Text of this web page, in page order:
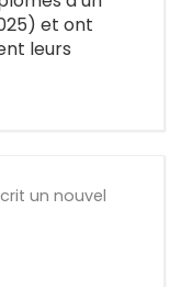
et ont
leurs
un nouvel